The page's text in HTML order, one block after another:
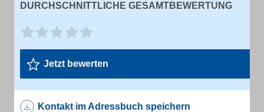
DURCHSCHNITTLICHE GESAMTBEWERTUNG
Jetzt bewerten
Kontakt im Adressbuch speichern